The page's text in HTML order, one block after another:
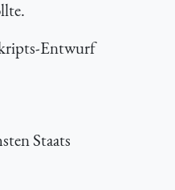
Entwurf
Staats